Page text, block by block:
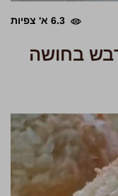
6.3 א' צפיות
בחושה